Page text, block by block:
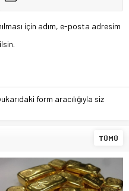
için adım, e-posta adresim
form aracılığıyla siz
TÜMÜ